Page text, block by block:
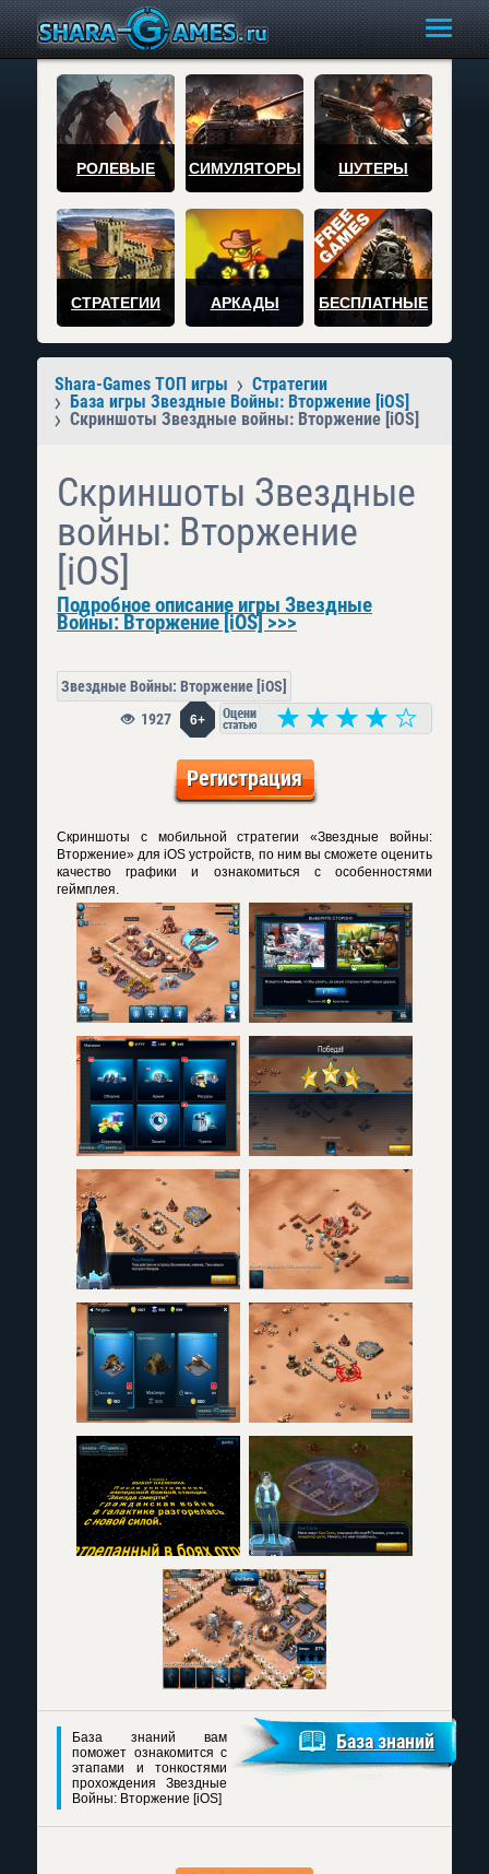
РОЛЕВЫЕ СИМУЛЯТОРЫ ШУТЕРЫ
СТРАТЕГИИ АРКАДЫ БЕСПЛАТНЫЕ
Shara-Games ТОП игры
Стратегии
База игры Звездные Войны: Вторжение [iOS]
Скриншоты Звездные войны: Вторжение [iOS]
Скриншоты Звездные
войны: Вторжение
[iOS]
Подробное описание игры Звездные
Войны: Вторжение [iOS] >>>
Звездные Войны: Вторжение [iOS]
6+
1927
Регистрация
Скриншоты с мобильной стратегии «Звездные войны:
Вторжение» для iOS устройств, по ним вы сможете оценить
качество графики и ознакомиться с особенностями
геймплея.
База знаний вам
поможет ознакомится с
этапами и тонкостями
прохождения Звездные
Войны: Вторжение [iOS]
База знаний